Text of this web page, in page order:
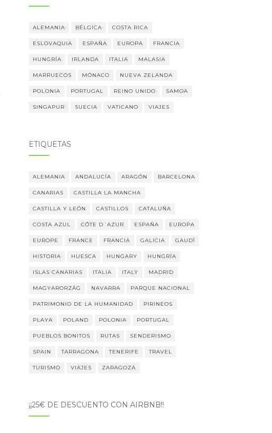
ALEMANIA BÉLGICA COSTA RICA
ESLOVAQUIA ESPAÑA EUROPA FRANCIA
HUNGRÍA IRLANDA ITALIA MALASIA
MARRUECOS MÓNACO NUEVA ZELANDA
POLONIA PORTUGAL REINO UNIDO SAMOA
SINGAPUR SUECIA VATICANO VIAJES
ETIQUETAS
ALEMANIA ANDALUCÍA ARAGÓN BARCELONA
CANARIAS CASTILLA LA MANCHA
CASTILLA Y LEÓN CASTILLOS CATALUÑA
COSTA AZUL CÔTE D´AZUR ESPAÑA EUROPA
EUROPE FRANCE FRANCIA GALICIA GAUDÍ
HISTORIA HUESCA HUNGARY HUNGRÍA
ISLAS CANARIAS ITALIA ITALY MADRID
MAGYARORZÁG NAVARRA PARQUE NACIONAL
PATRIMONIO DE LA HUMANIDAD PIRINEOS
PLAYA POLAND POLONIA PORTUGAL
PUEBLOS BONITOS RUTAS SENDERISMO
SPAIN TARRAGONA TENERIFE TRAVEL
TURISMO VIAJES ZARAGOZA
¡¡25€ DE DESCUENTO CON AIRBNB!!